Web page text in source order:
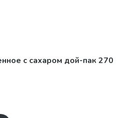
с сахаром дой-пак 270